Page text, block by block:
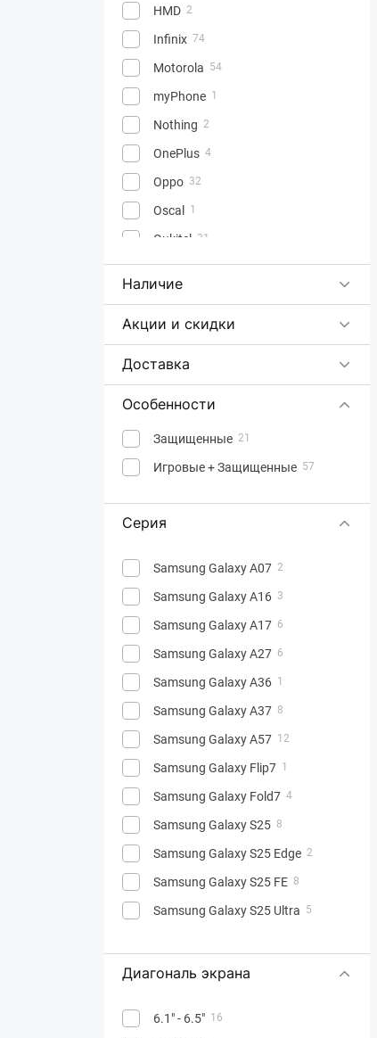
HMD 2
Infinix 74
Motorola 54
myPhone 1
Nothing 2
OnePlus 4
Oppo 32
Oscal 1
Oukitel 31
Poco 39
Samsung 146
Sony
Tecno 31
Xiaomi 66
ZTE 9
Наличие
Акции и скидки
Доставка
Особенности
Защищенные 21
Игровые + Защищенные 57
Серия
Samsung Galaxy A07 2
Samsung Galaxy A16 3
Samsung Galaxy A17 6
Samsung Galaxy A27 6
Samsung Galaxy A36 1
Samsung Galaxy A37 8
Samsung Galaxy A57 12
Samsung Galaxy Flip7 1
Samsung Galaxy Fold7 4
Samsung Galaxy S25 8
Samsung Galaxy S25 Edge 2
Samsung Galaxy S25 FE 8
Samsung Galaxy S25 Ultra 5
Samsung Galaxy S26 Ultra
Samsung Galaxy XCover7
Диагональ экрана
6.1" - 6.5" 16